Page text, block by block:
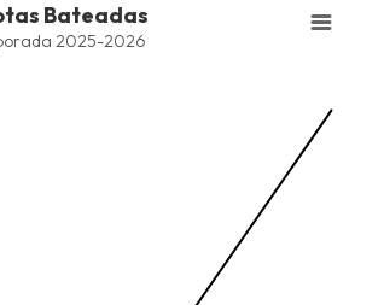
series.
values. Data ranges from -2.45 to 245.
values. Data ranges from -206.84 to -85.
Bateadas
2025-2026